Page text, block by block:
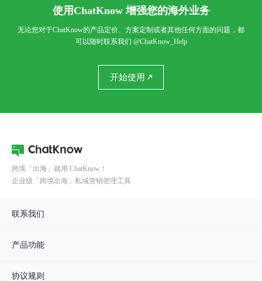
使用ChatKnow 增强您的海外业务
无论您对于ChatKnow的产品定价、方案定制或者其他任何方面的问题，都
可以随时联系我们 @ChatKnow_Help
开始使用
跨境「出海」就用 ChatKnow！
企业级「跨境出海」私域营销管理工具
联系我们
产品功能
协议规则